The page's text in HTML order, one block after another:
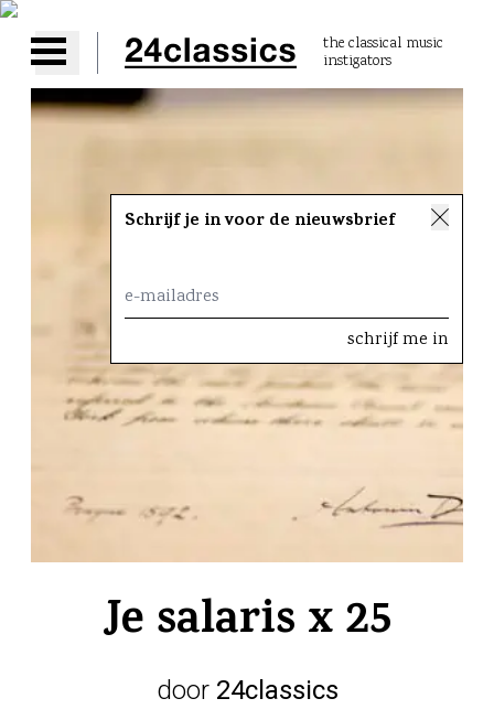
Open main menu
the classical music
instigators
Je salaris x 25
door 24classics
Schrijf je in voor de nieuwsbrief